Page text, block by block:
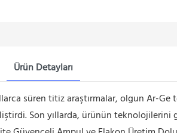
Ürün Detayları
süren titiz araştırmalar, olgun Ar-Ge
Son yıllarda, ürünün